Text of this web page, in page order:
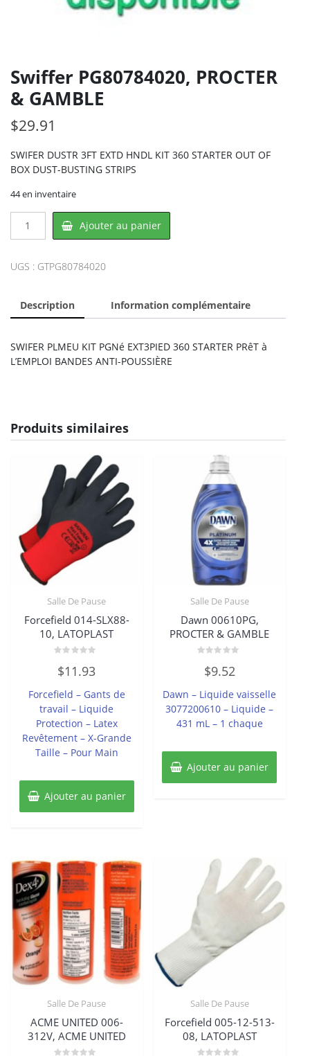
Swiffer PG80784020, PROCTER
& GAMBLE
$29.91
SWIFER DUSTR 3FT EXTD HNDL KIT 360 STARTER OUT OF
BOX DUST-BUSTING STRIPS
44 en inventaire
PG80784020,
GAMBLE
Ajouter au panier
UGS : GTPG80784020
Description Information complémentaire
SWIFER PLMEU KIT PGNé EXT3PIED 360 STARTER PRêT à
L’EMPLOI BANDES ANTI-POUSSIÈRE
Produits similaires
Salle De Pause
Forcefield 014-SLX88-
10, LATOPLAST
0
sur
$11.93
Forcefield – Gants de
travail – Liquide
Protection – Latex
Revêtement – X-Grande
Taille – Pour Main
Ajouter au panier
Salle De Pause
Dawn 00610PG,
PROCTER & GAMBLE
sur
$9.52
Dawn – Liquide vaisselle
3077200610 – Liquide –
431 mL – 1 chaque
Ajouter au panier
Salle De Pause
ACME UNITED 006-
312V, ACME UNITED
Salle De Pause
Forcefield 005-12-513-
08, LATOPLAST